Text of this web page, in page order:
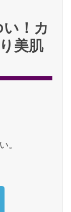
！カ
美肌
。